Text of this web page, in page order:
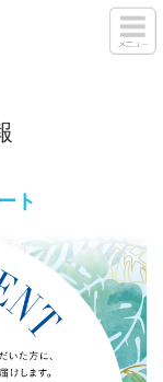
ト